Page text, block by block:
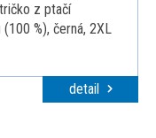
z ptačí
%), černá, 2XL
detail